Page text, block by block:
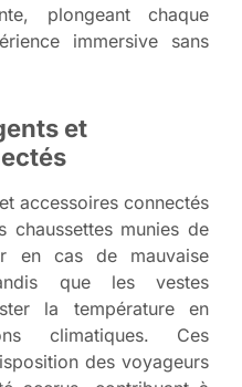
plongeant chaque
immersive sans
et
accessoires connectés
munies de
en cas de mauvaise
que les vestes
la température en
climatiques. Ces
des voyageurs